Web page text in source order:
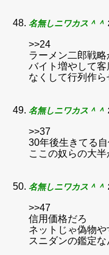
名無しニワカス＾＾
>>24
ラーメン二郎戦略
バイト増やして
なくして行列作
名無しニワカス＾＾
>>37
30年後生きてる自
ここの奴らの大
名無しニワカス＾＾
>>47
信用価格だろ
ネットじゃ偽物
スニダンの鑑定